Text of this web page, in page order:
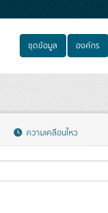
ชุดข้อมูล องค์กร
ความเคลื่อนไหว